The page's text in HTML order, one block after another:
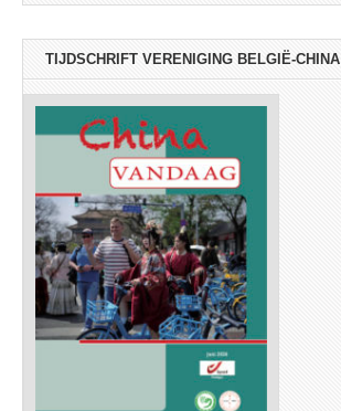
TIJDSCHRIFT VERENIGING BELGIË-CHINA